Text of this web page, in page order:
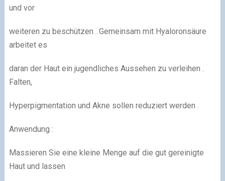
und vor
weiteren zu beschützen . Gemeinsam mit Hyaloronsäure
arbeitet es
daran der Haut ein jugendliches Aussehen zu verleihen .
Falten,
Hyperpigmentation und Akne sollen reduziert werden .
Anwendung :
Massieren Sie eine kleine Menge auf die gut gereinigte
Haut und lassen